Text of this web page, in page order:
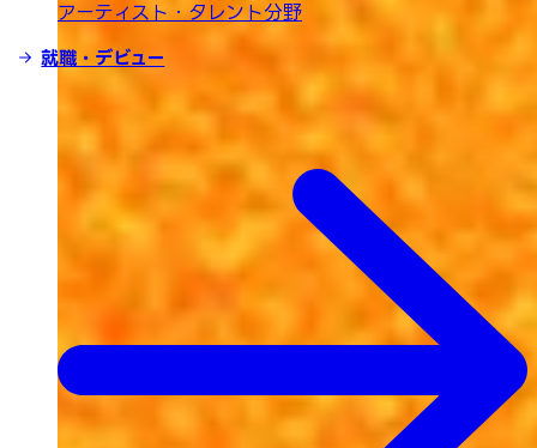
アーティスト・タレント分野
就職・デビュー